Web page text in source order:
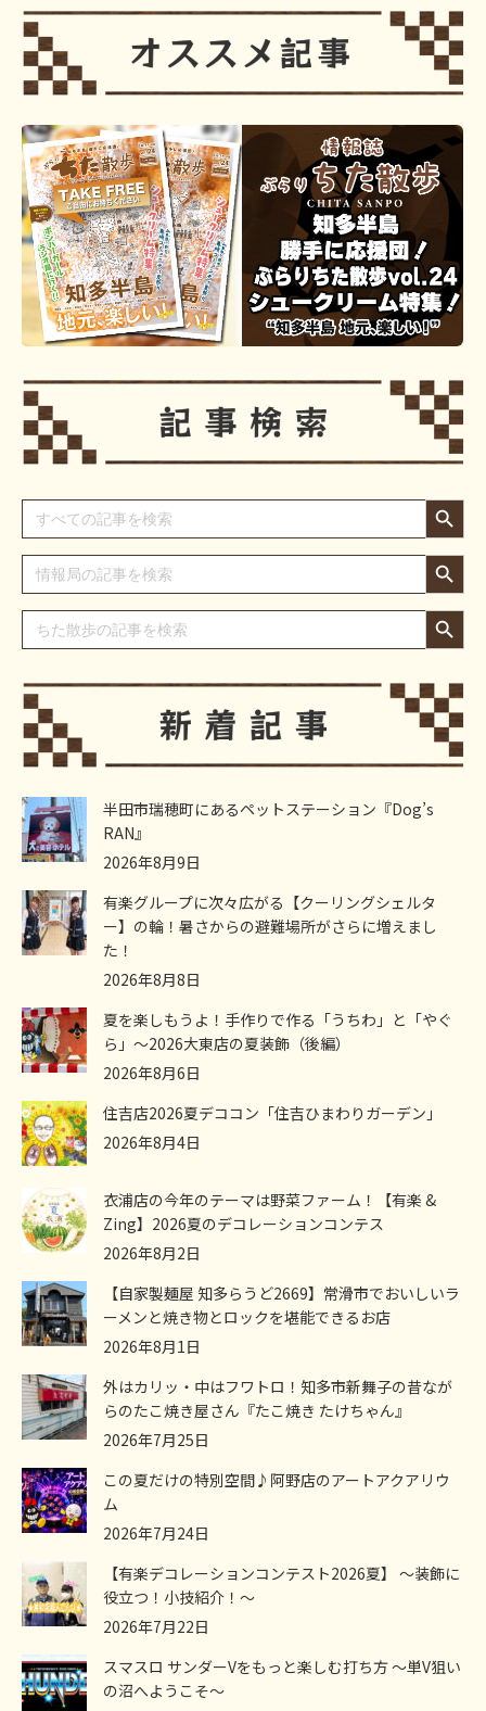
Search
for:
Search Button
Search
for:
Search Button
Search
for:
Search Button
半田市瑞穂町にあるペットステーション『Dog’s
RAN』
2026年8月9日
有楽グループに次々広がる【クーリングシェルタ
ー】の輪！暑さからの避難場所がさらに増えまし
た！
2026年8月8日
夏を楽しもうよ！手作りで作る「うちわ」と「やぐ
ら」～2026大東店の夏装飾（後編）
2026年8月6日
住吉店2026夏デココン「住吉ひまわりガーデン」
2026年8月4日
衣浦店の今年のテーマは野菜ファーム！【有楽 &
Zing】2026夏のデコレーションコンテス
2026年8月2日
【自家製麺屋 知多らうど2669】常滑市でおいしいラ
ーメンと焼き物とロックを堪能できるお店
2026年8月1日
外はカリッ・中はフワトロ！知多市新舞子の昔なが
らのたこ焼き屋さん『たこ焼き たけちゃん』
2026年7月25日
この夏だけの特別空間♪阿野店のアートアクアリウ
ム
2026年7月24日
【有楽デコレーションコンテスト2026夏】 ～装飾に
役立つ！小技紹介！～
2026年7月22日
スマスロ サンダーVをもっと楽しむ打ち方 ～単V狙い
の沼へようこそ～